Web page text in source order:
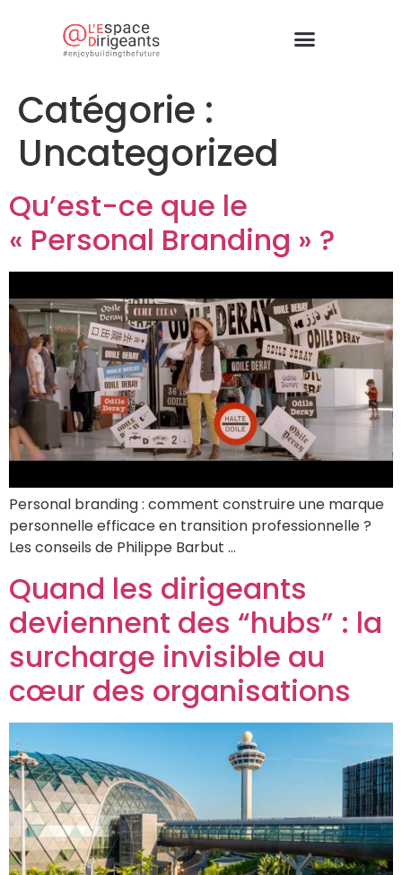
Catégorie :
Uncategorized
Qu’est-ce que le
« Personal Branding » ?
Personal branding : comment construire une marque
personnelle efficace en transition professionnelle ?
Les conseils de Philippe Barbut …
Quand les dirigeants
deviennent des “hubs” : la
surcharge invisible au
cœur des organisations